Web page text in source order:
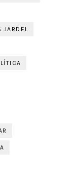
JARDEL